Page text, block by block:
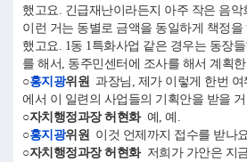
했고요. 긴급재난이라든지 아주 작은 음악
이런 거는 동별로 금액을 동일하게 책정을
했고요. 1동 1특화사업 같은 경우는 동장
를 해서, 동주민센터에 조사를 해서 계획
○홍지광위원 과장님, 제가 이렇게 한번
에서 이 일련의 사업들의 기획안을 받을
○자치행정과장 허현화예, 예.
○홍지광위원 이것 언제까지 접수를 받나
○자치행정과장 허현화저희가 가안은 지